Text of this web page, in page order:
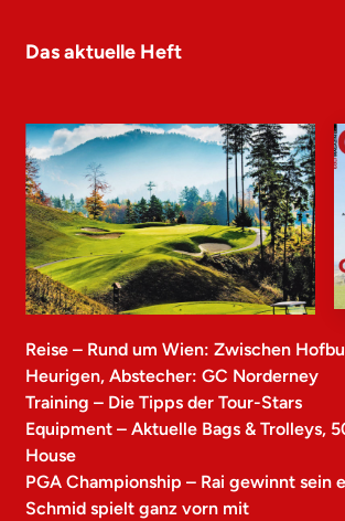
Das aktuelle Heft
Reise – Rund um Wien: Zwischen
Heurigen, Abstecher: GC Norderney
Training – Die Tipps der Tour-Stars
Equipment – Aktuelle Bags & Trolleys,
House
PGA Championship – Rai gewinnt sein
Schmid spielt ganz vorn mit